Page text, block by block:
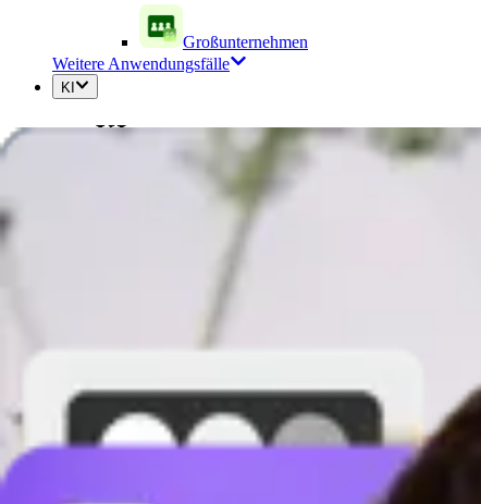
Großunternehmen
Weitere Anwendungsfälle
KI
KI
Avatare & KI-Stimmen
Ressourcen
Lernen Sie